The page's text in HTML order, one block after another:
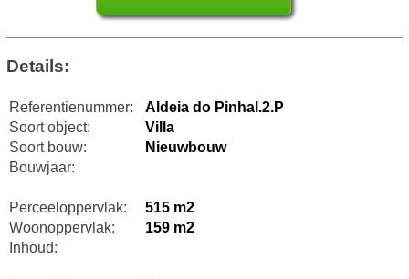
Details:
Referentienummer:
Aldeia do Pinhal.2.P
Soort object:
Villa
Soort bouw:
Nieuwbouw
Bouwjaar:
Perceeloppervlak:
515 m2
Woonoppervlak:
159 m2
Inhoud: